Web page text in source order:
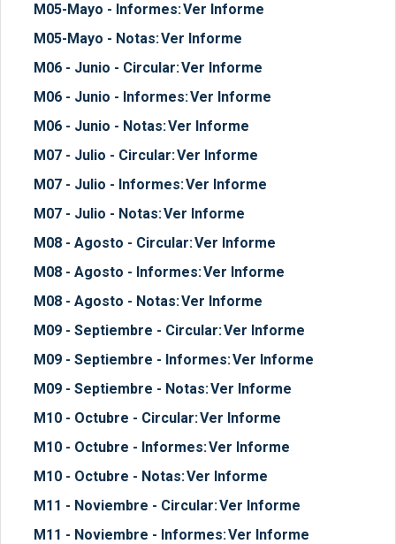
M05-Mayo - Informes:Ver Informe
M05-Mayo - Notas:Ver Informe
M06 - Junio - Circular:Ver Informe
M06 - Junio - Informes:Ver Informe
M06 - Junio - Notas:Ver Informe
M07 - Julio - Circular:Ver Informe
M07 - Julio - Informes:Ver Informe
M07 - Julio - Notas:Ver Informe
M08 - Agosto - Circular:Ver Informe
M08 - Agosto - Informes:Ver Informe
M08 - Agosto - Notas:Ver Informe
M09 - Septiembre - Circular:Ver Informe
M09 - Septiembre - Informes:Ver Informe
M09 - Septiembre - Notas:Ver Informe
M10 - Octubre - Circular:Ver Informe
M10 - Octubre - Informes:Ver Informe
M10 - Octubre - Notas:Ver Informe
M11 - Noviembre - Circular:Ver Informe
M11 - Noviembre - Informes:Ver Informe